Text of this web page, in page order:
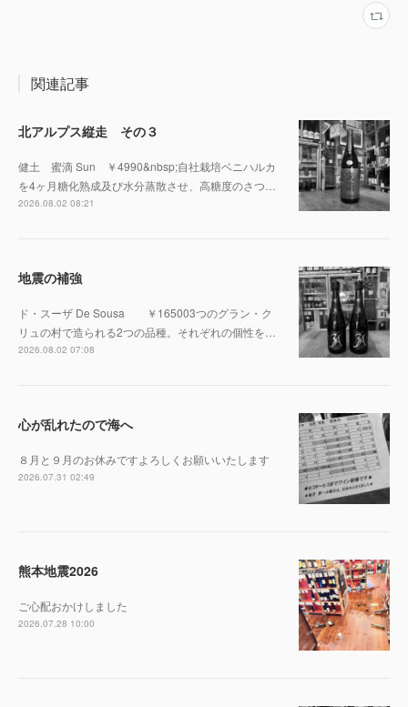
関連記事
北アルプス縦走 その３
健土 蜜滴 Sun ￥4990&nbsp;自社栽培ベニハルカ
を4ヶ月糖化熟成及び水分蒸散させ、高糖度のさつ…
2026.08.02 08:21
地震の補強
ド・スーザ De Sousa ￥165003つのグラン・ク
リュの村で造られる2つの品種。それぞれの個性を…
2026.08.02 07:08
心が乱れたので海へ
８月と９月のお休みですよろしくお願いいたします
2026.07.31 02:49
熊本地震2026
ご心配おかけしました
2026.07.28 10:00